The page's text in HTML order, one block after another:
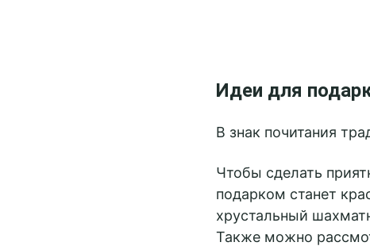
Идеи для
В знак почитания
Чтобы сделать
подарком станет
хрустальный
Также можно